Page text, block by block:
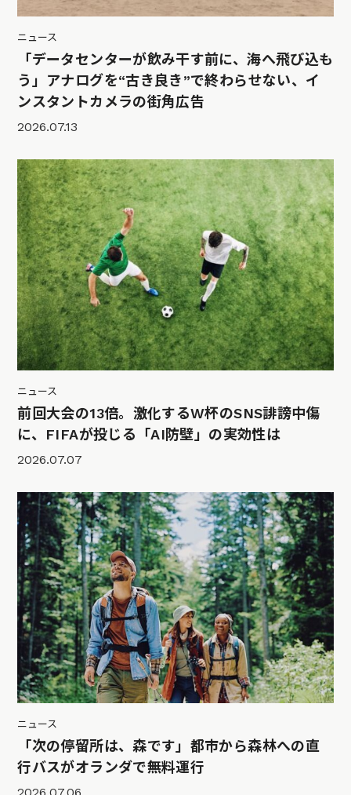
ニュース
「データセンターが飲み干す前に、海へ飛び込も
う」アナログを“古き良き”で終わらせない、イ
ンスタントカメラの街角広告
2026.07.13
ニュース
前回大会の13倍。激化するW杯のSNS誹謗中傷
に、FIFAが投じる「AI防壁」の実効性は
2026.07.07
ニュース
「次の停留所は、森です」都市から森林への直
行バスがオランダで無料運行
2026.07.06